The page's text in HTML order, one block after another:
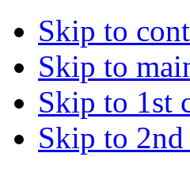
Skip to
Skip to
Skip to 1st
Skip to